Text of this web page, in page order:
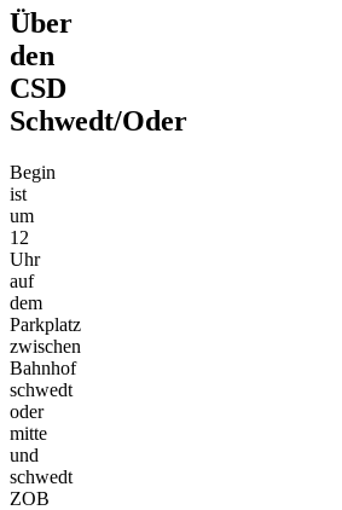
Über
den
CSD
Schwedt/Oder
Begin
ist
um
12
Uhr
auf
dem
Parkplatz
zwischen
Bahnhof
schwedt
oder
mitte
und
schwedt
ZOB